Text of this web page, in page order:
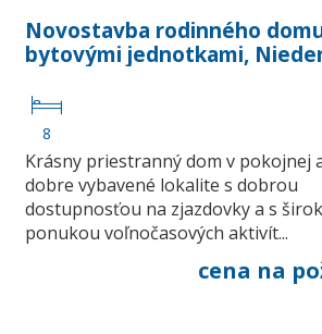
Novostavba rodinného
bytovými jednotkami,
8
Krásny priestranný dom v pokojnej
dobre vybavené lokalite s dobrou
dostupnosťou na zjazdovky a s
ponukou voľnočasových aktivít...
cena na